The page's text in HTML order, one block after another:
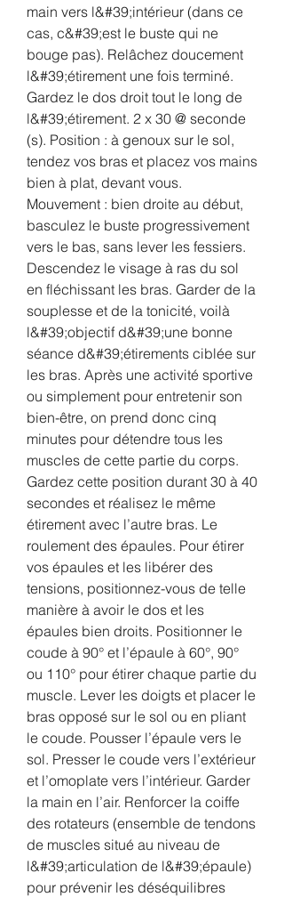
main vers l&#39;intérieur (dans ce
cas, c&#39;est le buste qui ne
bouge pas). Relâchez doucement
l&#39;étirement une fois terminé.
Gardez le dos droit tout le long de
l&#39;étirement. 2 x 30 @ seconde
(s). Position : à genoux sur le sol,
tendez vos bras et placez vos mains
bien à plat, devant vous.
Mouvement : bien droite au début,
basculez le buste progressivement
vers le bas, sans lever les fessiers.
Descendez le visage à ras du sol
en fléchissant les bras. Garder de la
souplesse et de la tonicité, voilà
l&#39;objectif d&#39;une bonne
séance d&#39;étirements ciblée sur
les bras. Après une activité sportive
ou simplement pour entretenir son
bien-être, on prend donc cinq
minutes pour détendre tous les
muscles de cette partie du corps.
Gardez cette position durant 30 à 40
secondes et réalisez le même
étirement avec l’autre bras. Le
roulement des épaules. Pour étirer
vos épaules et les libérer des
tensions, positionnez-vous de telle
manière à avoir le dos et les
épaules bien droits. Positionner le
coude à 90° et l’épaule à 60°, 90°
ou 110° pour étirer chaque partie du
muscle. Lever les doigts et placer le
bras opposé sur le sol ou en pliant
le coude. Pousser l’épaule vers le
sol. Presser le coude vers l’extérieur
et l’omoplate vers l’intérieur. Garder
la main en l’air. Renforcer la coiffe
des rotateurs (ensemble de tendons
de muscles situé au niveau de
l&#39;articulation de l&#39;épaule)
pour prévenir les déséquilibres